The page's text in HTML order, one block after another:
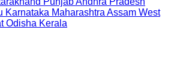
Karnataka Maharashtra Assam West
Odisha Kerala